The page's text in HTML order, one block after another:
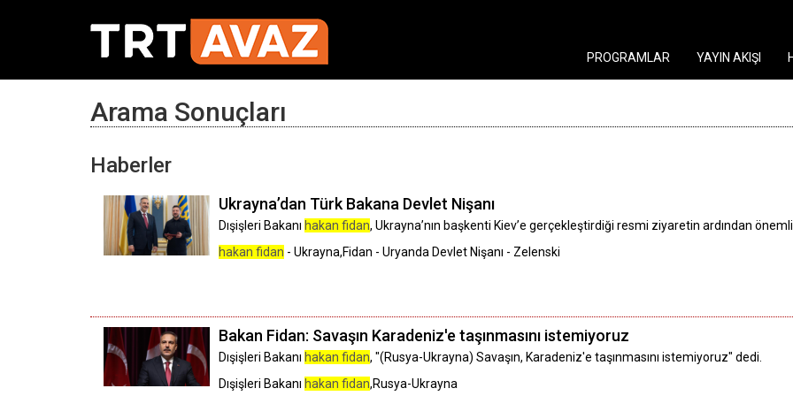
PROGRAMLAR YAYIN AKIŞI
Arama Sonuçları
Haberler
Ukrayna’dan Türk Bakana Devlet Nişanı
Dışişleri Bakanı hakan fidan, Ukrayna’nın başkenti Kiev’e gerçekleştirdiği resmi ziyaretin ardından
hakan fidan - Ukrayna,Fidan - Uryanda Devlet Nişanı - Zelenski
Bakan Fidan: Savaşın Karadeniz'e taşınmasını istemiyoruz
Dışişleri Bakanı hakan fidan, "(Rusya-Ukrayna) Savaşın, Karadeniz'e taşınmasını istemiyoruz" dedi.
Dışişleri Bakanı hakan fidan,Rusya-Ukrayna